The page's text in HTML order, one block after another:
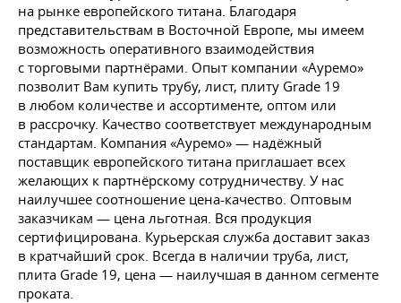
на рынке европейского титана. Благодаря
представительствам в Восточной Европе, мы имеем
возможность оперативного взаимодействия
с торговыми партнёрами. Опыт компании «Ауремо»
позволит Вам купить трубу, лист, плиту Grade 19
в любом количестве и ассортименте, оптом или
в рассрочку. Качество соответствует международным
стандартам. Компания «Ауремо» — надёжный
поставщик европейского титана приглашает всех
желающих к партнёрскому сотрудничеству. У нас
наилучшее соотношение цена-качество. Оптовым
заказчикам — цена льготная. Вся продукция
сертифицирована. Курьерская служба доставит заказ
в кратчайший срок. Всегда в наличии труба, лист,
плита Grade 19, цена — наилучшая в данном сегменте
проката.